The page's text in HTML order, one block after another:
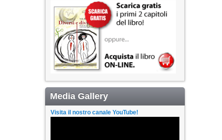
Media Gallery
Visita il nostro canale YouTube!